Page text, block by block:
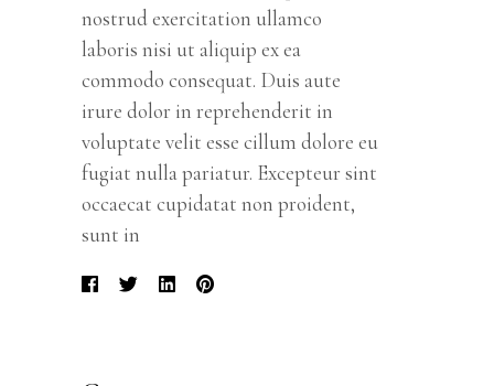
nostrud exercitation ullamco
laboris nisi ut aliquip ex ea
commodo consequat. Duis aute
irure dolor in reprehenderit in
voluptate velit esse cillum dolore eu
fugiat nulla pariatur. Excepteur sint
occaecat cupidatat non proident,
sunt in